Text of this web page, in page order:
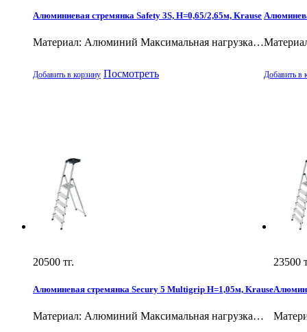
Алюминиевая стремянка Safety 3S, Н=0,65/2,65м, Krause
Материал: Алюминий Максимальная нагрузка…
Добавить в корзину Посмотреть Добавить в
20500 тг.
Алюминевая стремянка Secury 5 Multigrip Н=1,05м, Krause
Материал: Алюминий Максимальная нагрузка…
23500